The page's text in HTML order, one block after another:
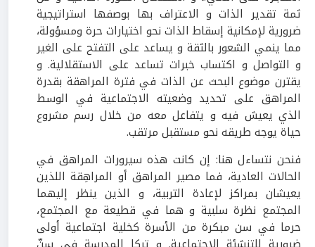
ثمة تقدير الذات و الاعتراف بها بوصفها استراتيجية
ضرورية لإمكانية إسقاط الذات نحو اختيارات حرة ومسؤولة،
مما ينمي الشعور بالثقة و يساعد على التفتح على الغير
و التواصل و اكتساب خبرات تساعد على الاستقلالية. و
يقترن موضوع البحث عن الذات في فترة المراهقة بقدرة
المراهق على تحديد وضعيته الاجتماعية في الوسط
الذي يعيش فيه و يتفاعل معه من خلال رسم مشروع
حياة يوجه طريقه نحو مستقبل مرتقب.
فنحن نتساءل هنا: إن كانت هذه سيرورات المراهق في
الحالات العادية، فما مصير المراهق أو المراهِقة اللذين
يعيشان بمراكز لإعادة التربية، و الذين ينظر إليهما
المجتمع نظرة سلبية و هما في قطيعة مع المجتمع،
حرما في سن مبكرة من الأسرة كخلية اجتماعية أولى